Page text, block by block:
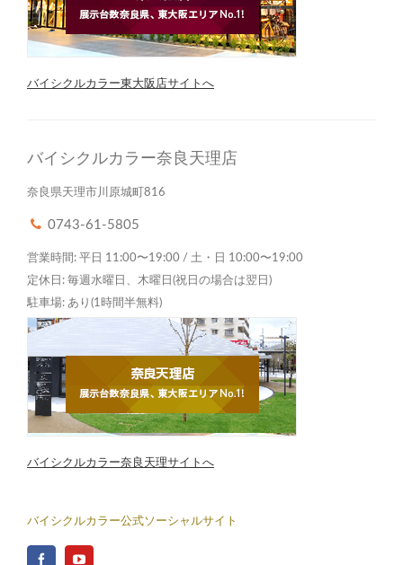
バイシクルカラー東大阪店サイトへ
バイシクルカラー奈良天理店
奈良県天理市川原城町816
0743-61-5805
営業時間: 平日 11:00〜19:00 / 土・日 10:00〜19:00
定休日: 毎週水曜日、木曜日(祝日の場合は翌日)
駐車場: あり(1時間半無料)
バイシクルカラー奈良天理サイトへ
バイシクルカラー公式ソーシャルサイト